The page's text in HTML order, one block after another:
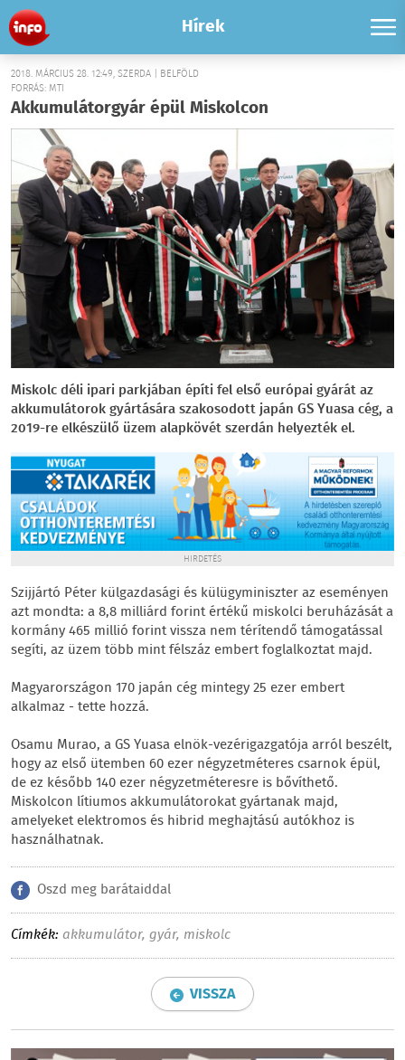
Hírek
2018. MÁRCIUS 28. 12:49, SZERDA | BELFÖLD
FORRÁS: MTI
Akkumulátorgyár épül Miskolcon
Miskolc déli ipari parkjában építi fel első európai gyárát az
akkumulátorok gyártására szakosodott japán GS Yuasa cég, a
2019-re elkészülő üzem alapkövét szerdán helyezték el.
HIRDETÉS
Szijjártó Péter külgazdasági és külügyminiszter az eseményen
azt mondta: a 8,8 milliárd forint értékű miskolci beruházását a
kormány 465 millió forint vissza nem térítendő támogatással
segíti, az üzem több mint félszáz embert foglalkoztat majd.
Magyarországon 170 japán cég mintegy 25 ezer embert
alkalmaz - tette hozzá.
Osamu Murao, a GS Yuasa elnök-vezérigazgatója arról beszélt,
hogy az első ütemben 60 ezer négyzetméteres csarnok épül,
de ez később 140 ezer négyzetméteresre is bővíthető.
Miskolcon lítiumos akkumulátorokat gyártanak majd,
amelyeket elektromos és hibrid meghajtású autókhoz is
használhatnak.
Oszd meg barátaiddal
Címkék: akkumulátor, gyár, miskolc
VISSZA